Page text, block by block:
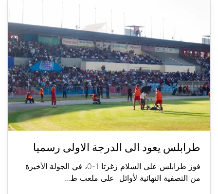
طرابلس يعود الى الدرجة الاولى رسميا
فوز طرابلس على السلام زغرتا 1-0، في الجولة الأخيرة
من التصفية النهائية لأوائل على ملعب ط...